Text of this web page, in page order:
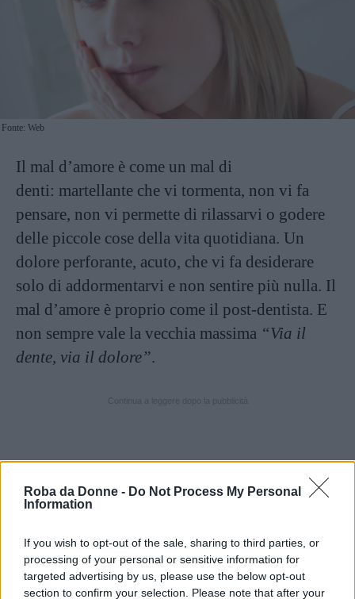
Roba da Donne - Do Not Process My Personal
Information
If you wish to opt-out of the sale, sharing to third parties, or
processing of your personal or sensitive information for
targeted advertising by us, please use the below opt-out
section to confirm your selection. Please note that after your
Fonte: Web
Il mal d’amore è come un mal di
denti: martellante che vi tormenta, non vi fa
pensare, non vi permette di rilassarvi o godere
delle piccole cose della vita quotidiana. Un
dolore perforante, acuto, che vi fa desiderare
solo di addormentarvi e non sentire più nulla. Il
mal d’amore è proprio come il post-dentista. E
non sempre vale la vecchia massima “Via il
dente, via il dolore”.
3.Il mal d’amore fa male al
cuore